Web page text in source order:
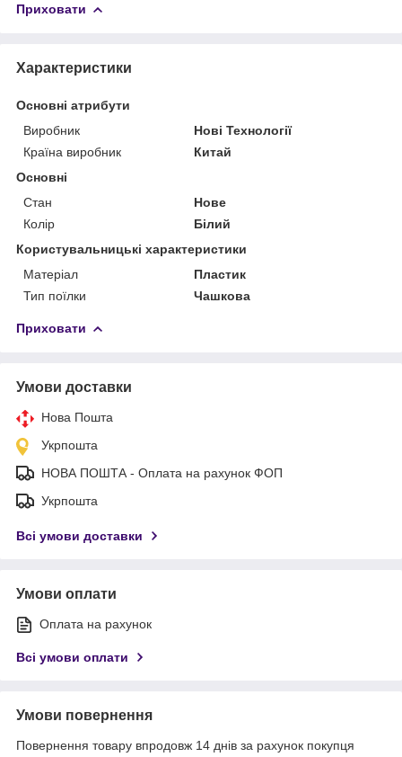
Приховати
Характеристики
Основні атрибути
Виробник
Нові Технології
Країна виробник
Китай
Основні
Стан
Нове
Колір
Білий
Користувальницькі характеристики
Матеріал
Пластик
Тип поїлки
Чашкова
Приховати
Умови доставки
Нова Пошта
Укрпошта
НОВА ПОШТА - Оплата на рахунок ФОП
Укрпошта
Всі умови доставки
Умови оплати
Оплата на рахунок
Всі умови оплати
Умови повернення
Повернення товару впродовж 14 днів за рахунок покупця